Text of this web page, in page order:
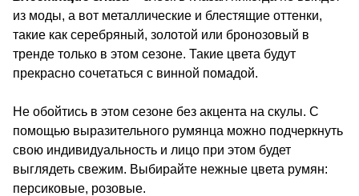
из моды, а вот металлические и блестящие оттенки,
такие как серебряный, золотой или бронозовый в
тренде только в этом сезоне. Такие цвета будут
прекрасно сочетаться с винной помадой.
Не обойтись в этом сезоне без акцента на скулы. С
помощью выразительного румянца можно подчеркнуть
свою индивидуальность и лицо при этом будет
выглядеть свежим. Выбирайте нежные цвета румян:
персиковые, розовые.